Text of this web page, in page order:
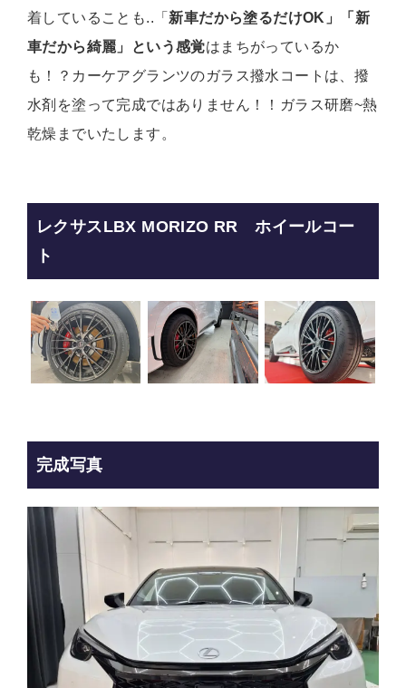
着していることも..「 新車だから塗るだけOK」「新
車だから綺麗」という感覚はまちがっているか
も！？カーケアグランツのガラス撥水コートは、撥
水剤を塗って完成ではありません！！ガラス研磨~熱
乾燥までいたします。
レクサスLBX MORIZO RR ホイールコー
ト
完成写真